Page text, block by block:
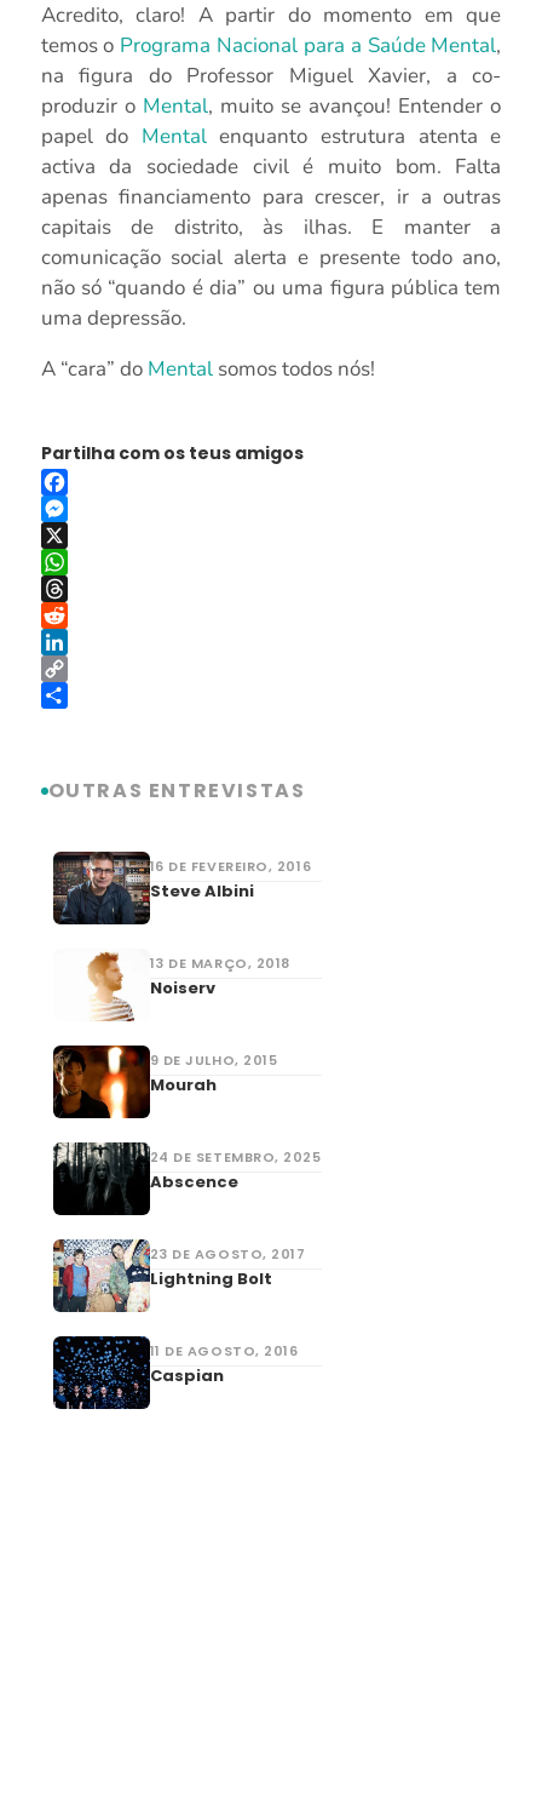
Acredito, claro! A partir do momento em que
temos o Programa Nacional para a Saúde Mental,
na figura do Professor Miguel Xavier, a co-
produzir o Mental, muito se avançou! Entender o
papel do Mentalenquanto estrutura atenta e
activa da sociedade civil é muito bom. Falta
apenas financiamento para crescer, ir a outras
capitais de distrito, às ilhas. E manter a
comunicação social alerta e presente todo ano,
não só “quando é dia” ou uma figura pública tem
uma depressão.
A “cara” do Mentalsomos todos nós!
Partilha com os teus amigos
Facebook
Messenger
X
WhatsApp
Threads
Reddit
LinkedIn
Copy
OUTRAS ENTREVISTAS
16 DE FEVEREIRO, 2016
Steve Albini
13 DE MARÇO, 2018
Noiserv
9 DE JULHO, 2015
Mourah
24 DE SETEMBRO, 2025
Abscence
23 DE AGOSTO, 2017
Lightning Bolt
11 DE AGOSTO, 2016
Caspian